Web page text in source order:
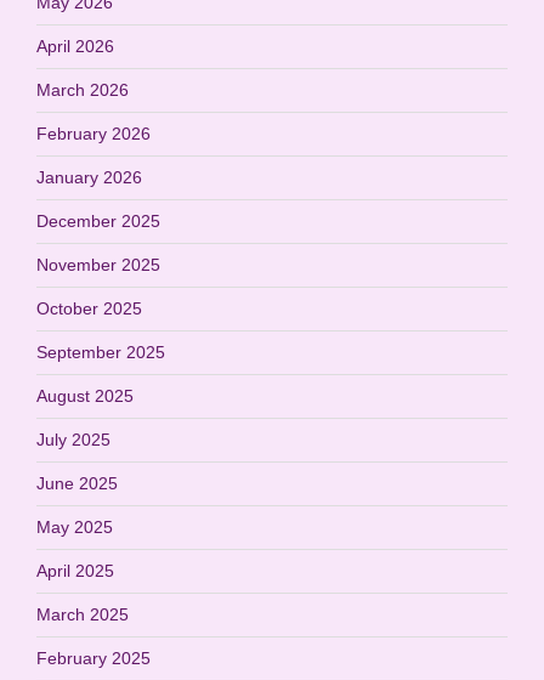
April 2026
March 2026
February 2026
January 2026
December 2025
November 2025
October 2025
September 2025
August 2025
July 2025
June 2025
May 2025
April 2025
March 2025
February 2025